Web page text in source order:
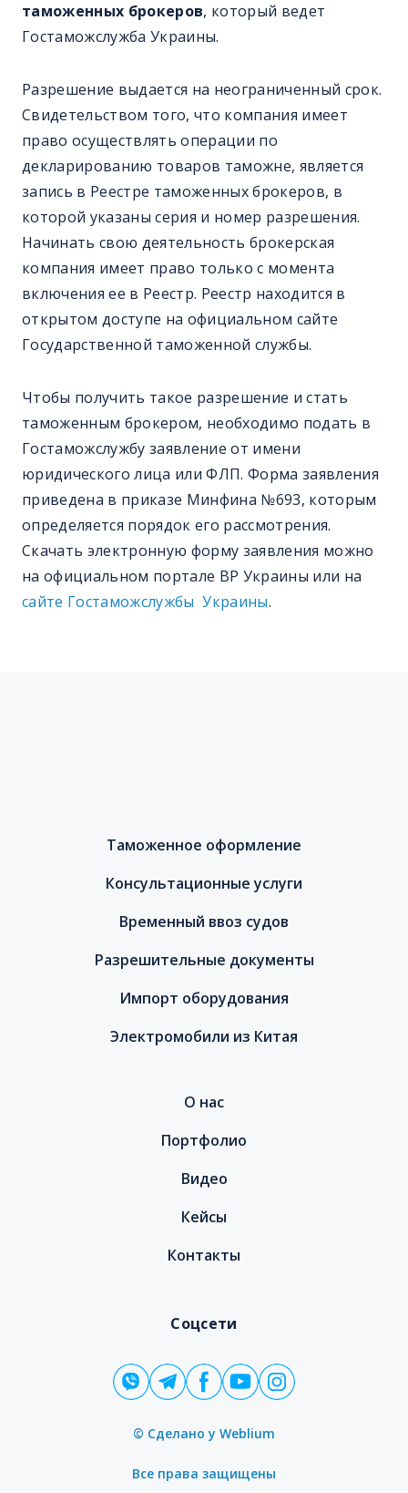
таможенных брокеров, который ведет
Гостаможслужба Украины.
Разрешение выдается на неограниченный срок.
Свидетельством того, что компания имеет
право осуществлять операции по
декларированию товаров таможне, является
запись в Реестре таможенных брокеров, в
которой указаны серия и номер разрешения.
Начинать свою деятельность брокерская
компания имеет право только с момента
включения ее в Реестр. Реестр находится в
открытом доступе на официальном сайте
Государственной таможенной службы.
Чтобы получить такое разрешение и стать
таможенным брокером, необходимо подать в
Гостаможслужбу заявление от имени
юридического лица или ФЛП. Форма заявления
приведена в приказе Минфина №693, которым
определяется порядок его рассмотрения.
Скачать электронную форму заявления можно
на официальном портале ВР Украины или на
сайте Гостаможслужбы Украины.
Таможенное оформление
Консультационные услуги
Временный ввоз судов
Разрешительные документы
Импорт оборудования
Электромобили из Китая
О нас
Портфолио
Видео
Кейсы
Контакты
Соцсети
© Сделано у Weblium
Все права защищены